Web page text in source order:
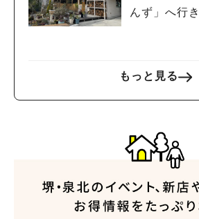
んず」へ行
もっと見る